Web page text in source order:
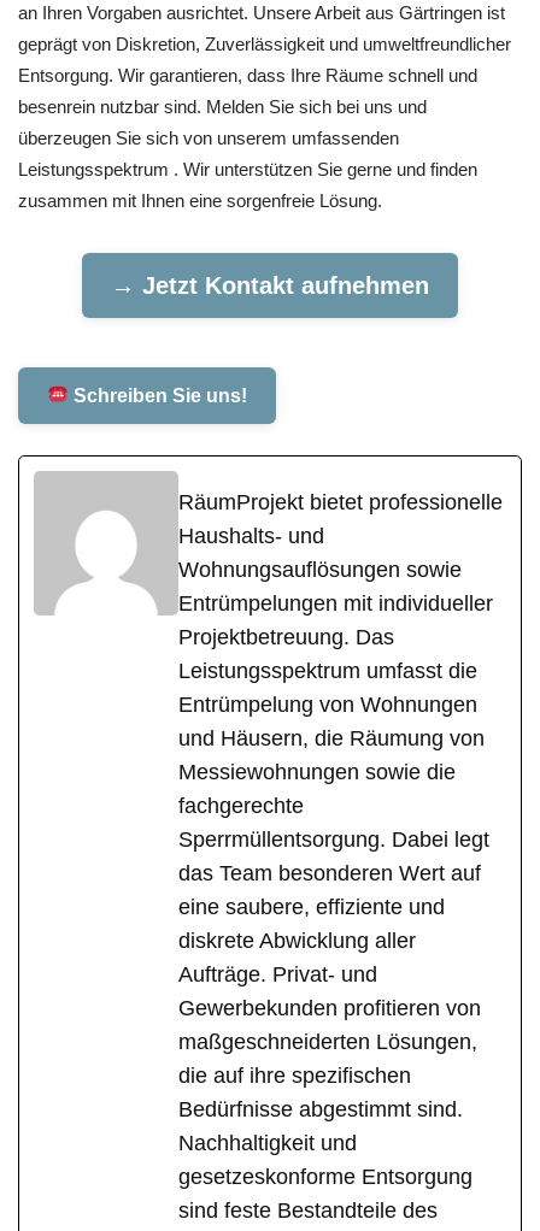
an Ihren Vorgaben ausrichtet. Unsere Arbeit aus Gärtringen ist
geprägt von Diskretion, Zuverlässigkeit und umweltfreundlicher
Entsorgung. Wir garantieren, dass Ihre Räume schnell und
besenrein nutzbar sind. Melden Sie sich bei uns und
überzeugen Sie sich von unserem umfassenden
Leistungsspektrum . Wir unterstützen Sie gerne und finden
zusammen mit Ihnen eine sorgenfreie Lösung.
→ Jetzt Kontakt aufnehmen
Schreiben Sie uns!
RäumProjekt bietet professionelle
Haushalts- und
Wohnungsauflösungen sowie
Entrümpelungen mit individueller
Projektbetreuung. Das
Leistungsspektrum umfasst die
Entrümpelung von Wohnungen
und Häusern, die Räumung von
Messiewohnungen sowie die
fachgerechte
Sperrmüllentsorgung. Dabei legt
das Team besonderen Wert auf
eine saubere, effiziente und
diskrete Abwicklung aller
Aufträge. Privat- und
Gewerbekunden profitieren von
maßgeschneiderten Lösungen,
die auf ihre spezifischen
Bedürfnisse abgestimmt sind.
Nachhaltigkeit und
gesetzeskonforme Entsorgung
sind feste Bestandteile des